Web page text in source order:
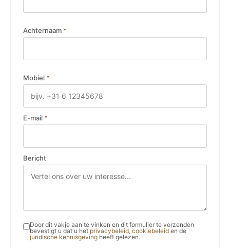
Achternaam *
Mobiel *
E-mail *
Bericht
Door dit vakje aan te vinken en dit formulier te verzenden
bevestigt u dat u het privacybeleid, cookiebeleid en de
juridische kennisgeving heeft gelezen.